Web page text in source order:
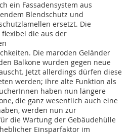
ein Fassadensystem aus
Blendschutz und
ersetzt. Die
die aus der
Die maroden Geländer
Balkone wurden gegen neue
Jetzt allerdings dürfen diese
werden; ihre alte Funktion als
haben nun längere
die ganz wesentlich auch eine
werden nun zur
die Wartung der Gebäudehülle
Einsparfaktor im